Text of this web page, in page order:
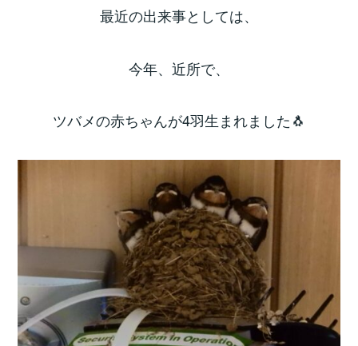
最近の出来事としては、
今年、近所で、
ツバメの赤ちゃんが4羽生まれました🐧